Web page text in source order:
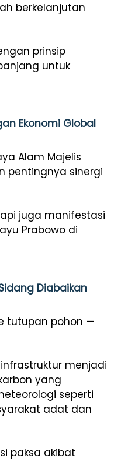
berkelanjutan
prinsip
untuk
Ekonomi Global
Alam Majelis
pentingnya sinergi
juga manifestasi
Prabowo di
Diabaikan
tutupan pohon —
menjadi
yang
seperti
adat dan
paksa akibat